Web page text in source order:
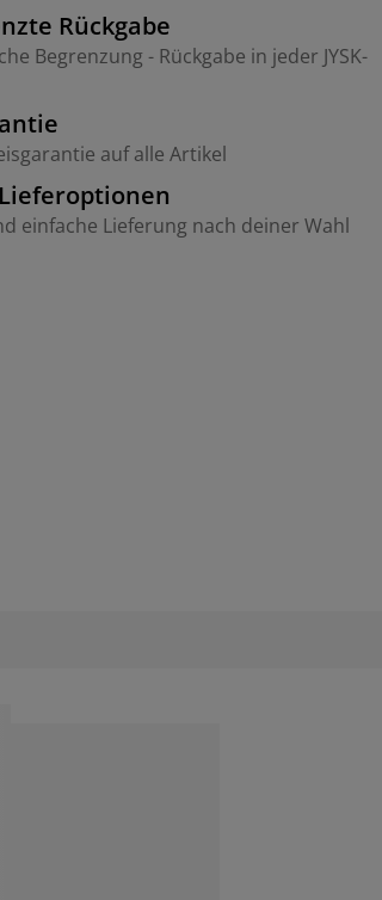
Rückgabe
Begrenzung - Rückgabe in jeder JYSK-
auf alle Artikel
einfache Lieferung nach deiner Wahl